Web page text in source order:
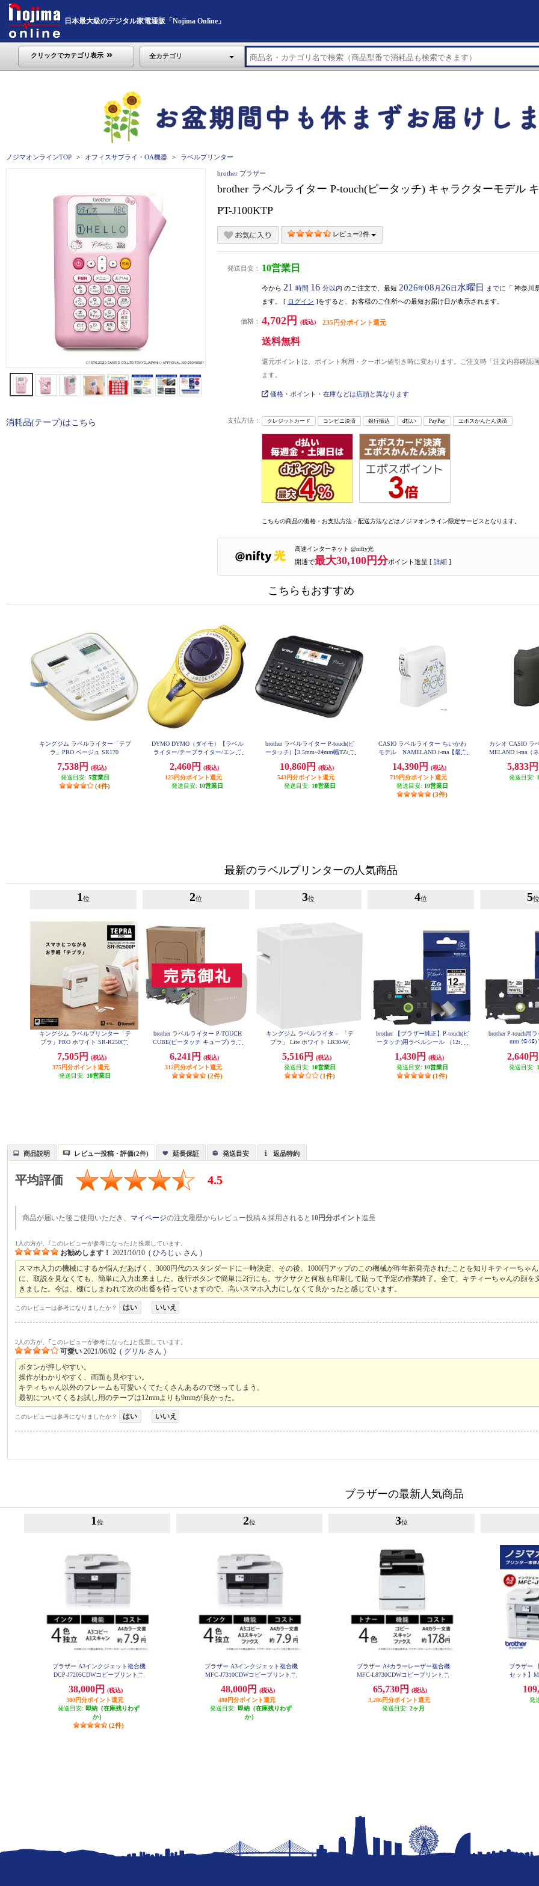
日本最大級のデジタル家電通販「Nojima Online」
クリックでカテゴリ表示 全カテゴリ
ノジマオンラインTOP オフィスサプライ・OA機器 ラベルプリンター
消耗品(テープ)はこちら
brother ブラザー
brother ラベルライター P-touch(ピータッチ) キャラクターモデル
PT-J100KTP
レビュー2件
発送目安： 10営業日
今から 21 時間 16 分以内 のご注文で、最短 2026年08 月 26日 水曜日 までに 「 神奈川
ます。 [ ログイン ]をすると、お客様のご住所への最短お届け日が表示されます。
価格： 4,702円 (税込) 235円分ポイント還元
送料無料
還元ポイントは、ポイント利用・クーポン値引き時に変わります。ご注文時「注文内容確認
ます。
価格・ポイント・在庫などは店頭と異なります
支払方法： クレジットカード コンビニ決済 銀行振込 d払い PayPay エポスかんたん決済
こちらの商品の価格・お支払方法・配送方法などはノジマオンライン限定サービスとなります。
高速インターネット @nifty光
開通で最大30,100円分ポイント進呈 [ 詳細 ]
こちらもおすすめ
キングジム ラベルライター「テプ
ラ」PRO ベージュ SR170
7,538円
(税込)
発送目安: 5営業日
(4件)
DYMO DYMO（ダイモ）【ラベル
ライター/テープライター/エンボ
ー/DM20008】 DM20008
2,460円
(税込)
123円分ポイント還元
発送目安: 10営業日
brother ラベルライター P-touch(ピ
ータッチ)【3.5mm~24mm幅TZeテ
ー液晶】 PT-D610BT
10,860円
(税込)
543円分ポイント還元
発送目安: 10営業日
CASIO ラベルライター ちいかわ
モデル NAMELAND i-ma【最大
ット機能付き】 KL-SP100-CK
14,390円
(税込)
719円分ポイント還元
発送目安: 10営業日
(3件)
カシオ CASIO ラ
MELAND i-ma（
5,833円
発送目安:
最新のラベルプリンターの人気商品
1 位
キングジム ラベルプリンター「テ
プラ」PRO ホワイト SR-R2500P
7,505円
(税込)
375円分ポイント還元
発送目安: 10営業日
2位
brother ラベルライター P-TOUCH
CUBE(ピータッチ キューブ) ラテ
ープ対応 PT-P300BTLT
6,241円
(税込)
312円分ポイント還元
(2件)
3位
キングジム ラベルライタ－ 「テ
プラ」 Lite ホワイト LR30-W
5,516円
(税込)
発送目安: 10営業日
(1件)
4位
brother 【ブラザー純正】P-touch(ピ
ータッチ)用ラベルシール （12mm
1,430円
(税込)
発送目安: 10営業日
(1件)
5位
brother P-touch用
mm ｸﾛ-ｼﾛ)
2,640円
発送目安:
商品説明 レビュー投稿・評価(2件) 延長保証 発送目安 返品特約
平均評価 4.5
商品が届いた後ご使用いただき、 マイページの注文履歴からレビュー投稿＆採用されると 10円分ポイント進呈
1人の方が、｢このレビューが参考になった｣と投票しています。
お勧めします！ 2021/10/10 (ひろじぃ さん )
スマホ入力の機械にするか悩んだあげく、3000円代のスタンダードに一時決定、その後、1000円アップのこの機械が昨年新発売されたことを知りキティーちゃ
に、取説を見なくても、簡単に入力出来ました。改行ボタンで簡単に2行にも。サクサクと何枚も印刷して貼って予定の作業終了。全て、キティーちゃんの顔を
きました。今は、棚にしまわれて次の出番を待っていますので、高いスマホ入力にしなくて良かったと感じています。
このレビューは参考になりましたか？ はい いいえ
2人の方が、｢このレビューが参考になった｣と投票しています。
可愛い 2021/06/02 ( グリル さん )
ボタンが押しやすい。
操作がわかりやすく、画面も見やすい。
キティちゃん以外のフレームも可愛いくてたくさんあるので迷ってしまう。
最初についてくるお試し用のテープは12mmよりも9mmが良かった。
このレビューは参考になりましたか？ はい いいえ
ブラザーの最新人気商品
1 位
ブラザー A3インクジェット複合機
DCP-J7205CDWコピープリントス
DCP-J7205CDW
38,000円
(税込)
380円分ポイント還元
発送目安: 即納（在庫残りわず
か）
(2件)
2位
ブラザー A3インクジェット複合機
MFC-J7310CDWコピープリントス
ネス MFC-J7310CDW
48,000円
(税込)
480円分ポイント還元
発送目安: 即納（在庫残りわず
か）
3位
ブラザー A4カラーレーザー複合機
MFC-L8730CDWコピープリントス
LAN MFC-L8730CDW
65,730円
(税込)
3,286円分ポイント還元
発送目安: 2ヶ月
ブラザー
セット】
発